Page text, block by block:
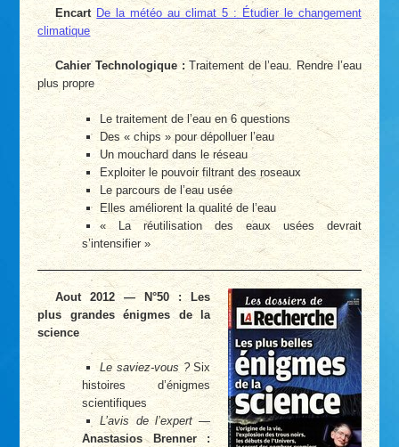
Encart De la météo au climat 5 : Étudier le changement
climatique
Cahier Technologique :Traitement de l’eau. Rendre l’eau
plus propre
Le traitement de l’eau en 6 questions
Des « chips » pour dépolluer l’eau
Un mouchard dans le réseau
Exploiter le pouvoir filtrant des roseaux
Le parcours de l’eau usée
Elles améliorent la qualité de l’eau
« La réutilisation des eaux usées devrait
s’intensifier »
Aout 2012 — N°50 : Les
plus grandes énigmes de la
science
Le saviez-vous ?Six
histoires d’énigmes
scientifiques
L’avis de l’expert—
Anastasios Brenner :